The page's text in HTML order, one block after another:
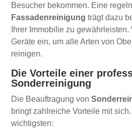
Besucher bekommen. Eine
Fassadenreinigung trägt dazu
Ihrer Immobilie zu
Geräte ein, um alle Arten von
reinigen.
Die Vorteile einer
Sonderreinigung
Die Beauftragung von
bringt zahlreiche Vorteile mit
wichtigsten: